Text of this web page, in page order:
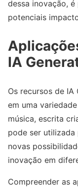
dessa inovação,
potenciais
IA
Os recursos de
em uma
música, escrita
pode ser
novas
inovação em
Compreender as